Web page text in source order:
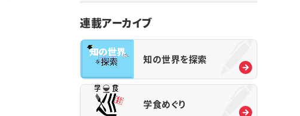
連載アーカイブ
知の世界を探索
学食めぐり